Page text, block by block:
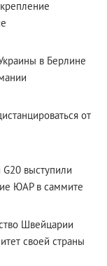
в Берлине
от
выступили
ЮАР в саммите
Швейцарии
своей страны